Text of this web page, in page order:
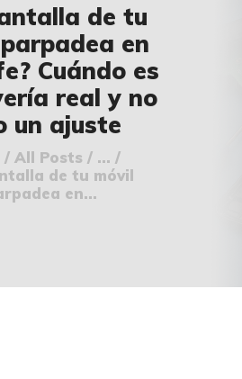
de tu
en
Cuándo es
real y no
un ajuste
All Posts
...
de tu móvil
en...